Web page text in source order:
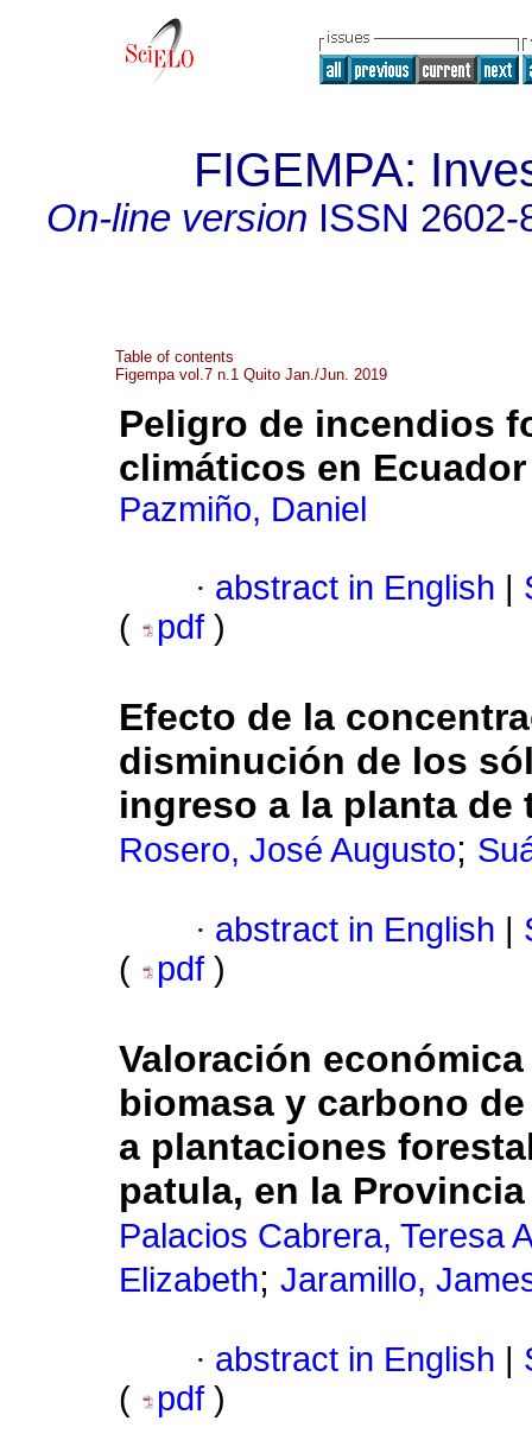
FIGEMPA:
On-line version ISSN 2602-
Table of contents
Figempa vol.7 n.1 Quito Jan./Jun. 2019
Peligro de incendios
climáticos en Ecuador
Pazmiño, Daniel
· abstract in English
(
pdf )
Efecto de la
disminución de los
ingreso a la planta
Rosero, José Augusto;
· abstract in English
(
pdf )
Valoración
biomasa y carbono
a plantaciones
patula, en la
Palacios Cabrera, Teresa
Elizabeth; Jaramillo,
· abstract in English
(
pdf )